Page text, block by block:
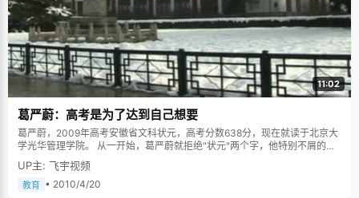
养。"跟其他家庭对孩子过分保护和溺爱不同，很小的时候，蒋艺的爸爸就让
女儿自己整理内务，参与家务劳动。"小时候爸爸叫我洗碗，小孩子比较懒
嘛，不想去，爸爸就说，你洗一次碗，可以得到一块钱零花钱"，蒋艺
说，"我经不住诱惑呀，就去洗碗了。后来长大就会主动干家务活了。"做
饭，洗碗，洗衣服。收拾房间这些活儿根本不在话下。 蒋艺的爸爸妈妈对女
儿的独立能力十分放心，12岁的时候，就让小女孩一个人从厦门坐几个小时
的火车回老家，一个人去参加奥运青年营，参加火炬传递，甚至到北京大学
报道那天，也是蒋艺一个人。个子娇小的她拖着大行李在孩子、家长混杂的
队伍中显得十分的显眼。 学习上有本《葵花宝典》 蒋艺虽然一直都是乖学
生，听课认真，做题认真，但是真正让她成绩那么优秀的是被同学们称为
《葵花宝典》的笔记本。"我是个喜欢总结也特别会总结的人，我有一个笔记
本，除了将平时的错题记录下来外，还会按照自己的理解将考试的重点，难
点都归纳总结出来，条理清晰，一目了然，"蒋艺说，"同学们都叫它《葵花
宝典》，呵呵，也算是一个赞誉吧。"有了这本"《葵花宝典》"，蒋艺复习的
时候，可以绕过那些已经掌握和熟悉了的知识点，注重弥补缺漏，"将整个知
11:02
葛严蔚：高考是为了达到自己想要
葛严蔚，2009年高考安徽省文科状元，高考分数638分，现在就读于北京大
学光华管理学院。 从一开始，葛严蔚就拒绝"状元"两个字，他特别不屑的
说，高中有无数次的考试，最后一次刚好拿了第一，就被称作"状元"，对于
班上其他优秀的，实力很强的同学来说，有点不公平。他态度很认真，严肃
到气氛压抑。 瘦，酷，是所有人对于葛严蔚的感觉。他个性张扬，属于典型
UP主: 飞宇视频
教育 • 2010/4/20